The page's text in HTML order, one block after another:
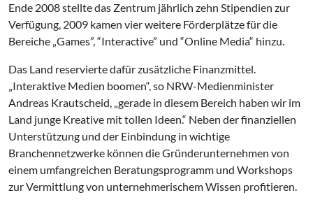
Ende 2008 stellte das Zentrum jährlich zehn Stipendien zur
Verfügung, 2009 kamen vier weitere Förderplätze für die
Bereiche „Games”, “Interactive” und “Online Media“ hinzu.
Das Land reservierte dafür zusätzliche Finanzmittel.
„Interaktive Medien boomen“, so NRW-Medienminister
Andreas Krautscheid, „gerade in diesem Bereich haben wir im
Land junge Kreative mit tollen Ideen.“ Neben der finanziellen
Unterstützung und der Einbindung in wichtige
Branchennetzwerke können die Gründerunternehmen von
einem umfangreichen Beratungsprogramm und Workshops
zur Vermittlung von unternehmerischem Wissen profitieren.